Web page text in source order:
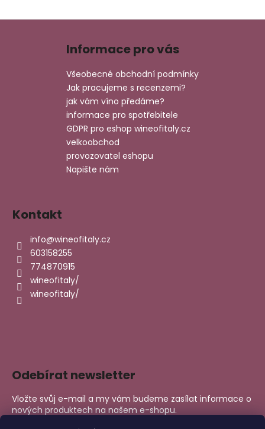
Informace pro vás
Všeobecné obchodní podmínky
Jak pracujeme s recenzemi?
jak vám víno předáme?
informace pro spotřebitele
GDPR pro eshop wineofitaly.cz
velkoobchod
provozovatel eshopu
Napište nám
Kontakt
info@wineofitaly.cz
603158255
774870915
wineofitaly/
wineofitaly/
Odebírat newsletter
Vložte svůj e-mail a my vám budeme zasílat informace o
nových produktech na našem e-shopu.